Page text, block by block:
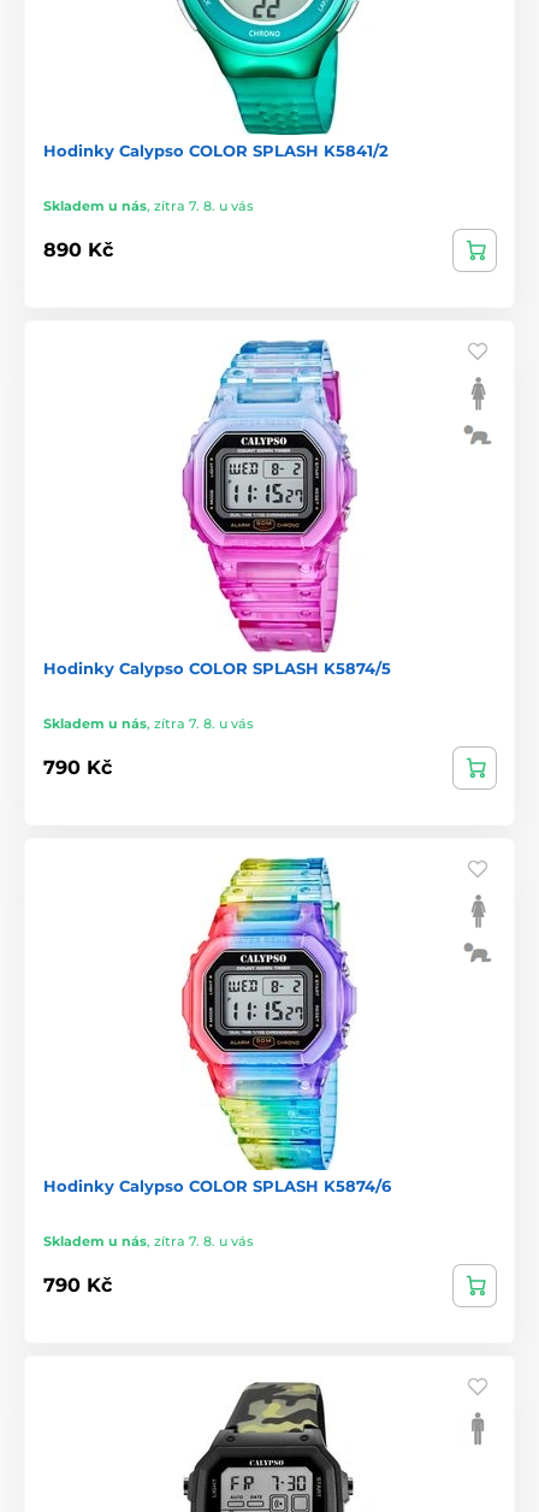
Hodinky Calypso COLOR SPLASH K5841/2
Skladem u nás, zítra 7. 8. u vás
890 Kč
Hodinky Calypso COLOR SPLASH K5874/5
Skladem u nás, zítra 7. 8. u vás
790 Kč
Hodinky Calypso COLOR SPLASH K5874/6
Skladem u nás, zítra 7. 8. u vás
790 Kč